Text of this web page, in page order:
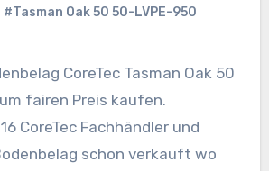
#Tasman Oak 50 50-LVPE-950
fairen Preis kaufen.
CoreTec Fachhändler und
schon verkauft wo